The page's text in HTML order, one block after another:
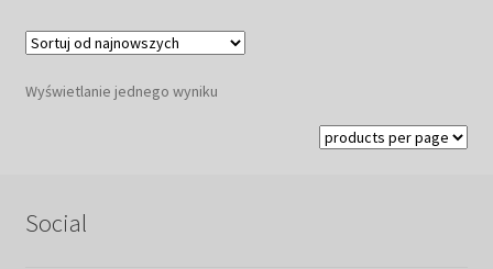
Wyświetlanie jednego wyniku
Social